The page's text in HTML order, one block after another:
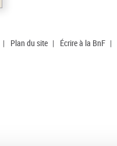
| Plan du site | Écrire à la BnF |